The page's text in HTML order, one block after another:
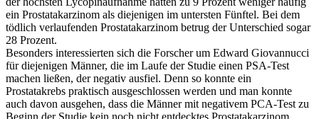
ein Prostatakarzinom als diejenigen im untersten Fünftel. Bei dem
tödlich verlaufenden Prostatakarzinom betrug der Unterschied sogar
28 Prozent.
Besonders interessierten sich die Forscher um Edward Giovannucci
für diejenigen Männer, die im Laufe der Studie einen PSA-Test
machen ließen, der negativ ausfiel. Denn so konnte ein
Prostatakrebs praktisch ausgeschlossen werden und man konnte
auch davon ausgehen, dass die Männer mit negativem PCA-Test zu
Beginn der Studie kein noch nicht entdecktes Prostatakarzinom